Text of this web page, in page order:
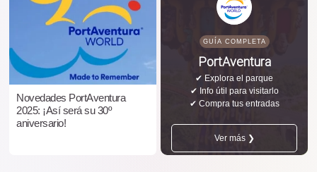
Novedades PortAventura
2025: ¡Así será su 30º
aniversario!
GUÍA COMPLETA
PortAventura
✔ Explora el parque
✔ Info útil para visitarlo
✔ Compra tus entradas
Ver más ❯